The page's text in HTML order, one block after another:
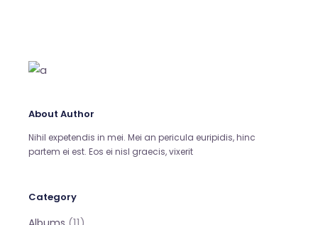
About Author
Nihil expetendis in mei. Mei an pericula euripidis, hinc
partem ei est. Eos ei nisl graecis, vixerit
Category